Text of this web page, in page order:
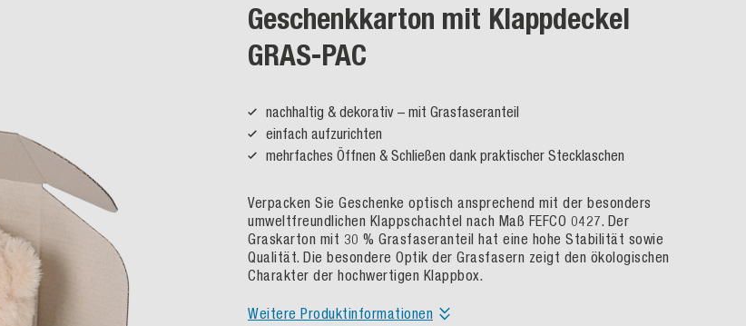
Geschenkkarton mit Klappdeckel
GRAS-PAC
nachhaltig & dekorativ – mit Grasfaseranteil
einfach aufzurichten
mehrfaches Öffnen & Schließen dank praktischer Stecklaschen
Verpacken Sie Geschenke optisch ansprechend mit der besonders
umweltfreundlichen Klappschachtel nach Maß FEFCO 0427. Der
Graskarton mit 30 % Grasfaseranteil hat eine hohe Stabilität sowie
Qualität. Die besondere Optik der Grasfasern zeigt den ökologischen
Charakter der hochwertigen Klappbox.
Weitere Produktinformationen